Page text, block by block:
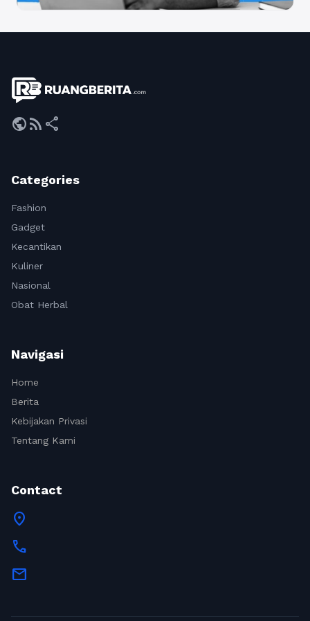
publicrss_feed share
Categories
Fashion
Gadget
Kecantikan
Kuliner
Nasional
Obat Herbal
Navigasi
Home
Berita
Kebijakan Privasi
Tentang Kami
Contact
location_on
call
mail